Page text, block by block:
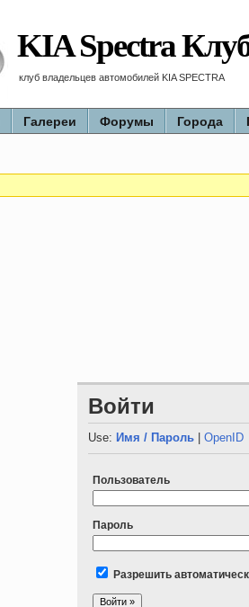
KIA Spectra
клуб владельцев автомобилей KIA SPECTRA
Галереи Форумы Города
Войти
Use: Имя / Пароль |OpenID
Пользователь
Пароль
Разрешить